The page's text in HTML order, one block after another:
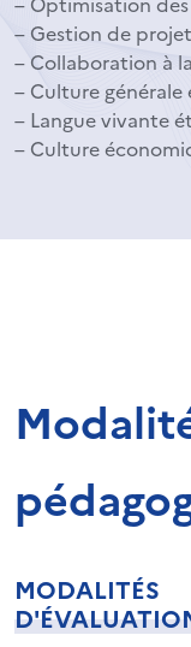
– Gestion de projet
– Collaboration à
– Culture générale
– Langue vivante
– Culture
MODALITÉS